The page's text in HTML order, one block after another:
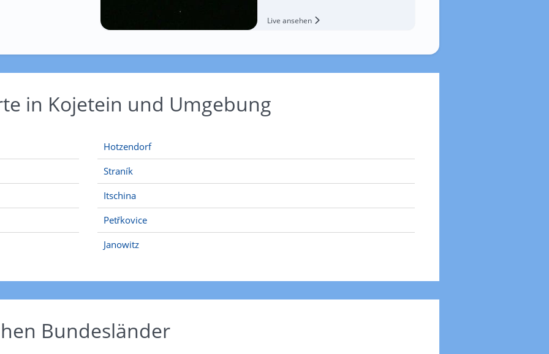
Live ansehen
in Kojetein und Umgebung
Hotzendorf
Straník
Itschina
Petřkovice
Janowitz
Bundesländer